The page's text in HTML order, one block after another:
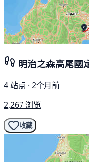
明治之森高尾國
4 站点 · 2个月前
2,267 浏览
收藏